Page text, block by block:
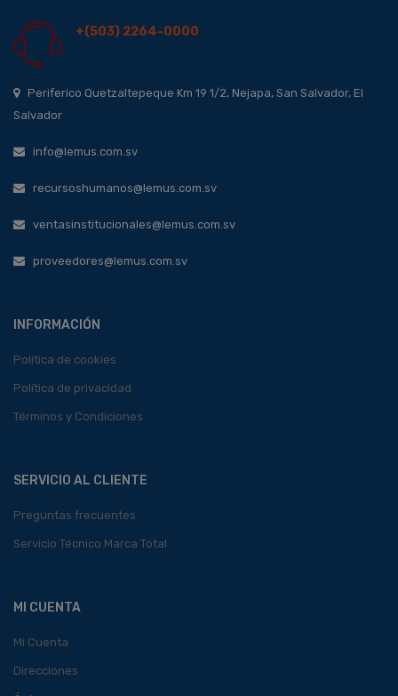
+(503) 2264-0000
Periferico Quetzaltepeque Km 19 1/2, Nejapa, San Salvador, El
Salvador
info@lemus.com.sv
recursoshumanos@lemus.com.sv
ventasinstitucionales@lemus.com.sv
proveedores@lemus.com.sv
INFORMACIÓN
Política de cookies
Política de privacidad
Términos y Condiciones
SERVICIO AL CLIENTE
Preguntas frecuentes
Servicio Técnico Marca Total
MI CUENTA
Mi Cuenta
Direcciones